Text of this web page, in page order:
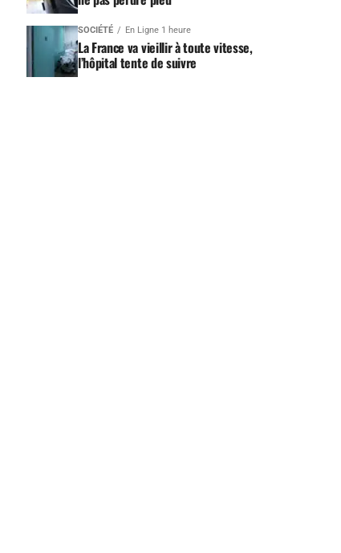
SOCIÉTÉ En Ligne 1 heure
La France va vieillir à toute vitesse,
l’hôpital tente de suivre